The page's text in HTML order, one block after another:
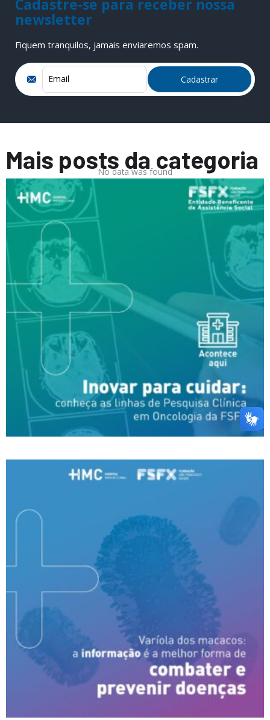
Cadastre-se para receber nossa
newsletter
Fiquem tranquilos, jamais enviaremos spam.
Mais posts da categoria
No data was found